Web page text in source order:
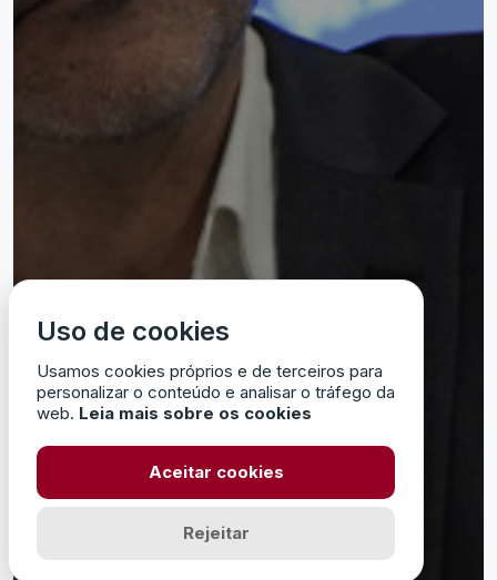
Uso de cookies
Usamos cookies próprios e de terceiros para
personalizar o conteúdo e analisar o tráfego da
web. Leia mais sobre os cookies
Aceitar cookies
Rejeitar